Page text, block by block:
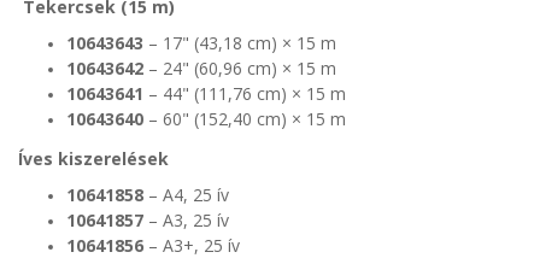
Tekercsek (15 m)
10643643 – 17" (43,18 cm) × 15 m
10643642 – 24" (60,96 cm) × 15 m
10643641 – 44" (111,76 cm) × 15 m
10643640 – 60" (152,40 cm) × 15 m
Íves kiszerelések
10641858 – A4, 25 ív
10641857 – A3, 25 ív
10641856 – A3+, 25 ív